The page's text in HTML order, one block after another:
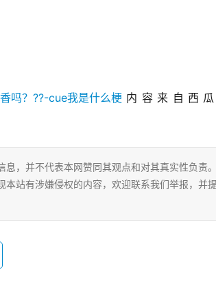
内容来自西
，并不代表本网赞同其观点和对其真实性负责
站有涉嫌侵权的内容，欢迎联系我们举报，并